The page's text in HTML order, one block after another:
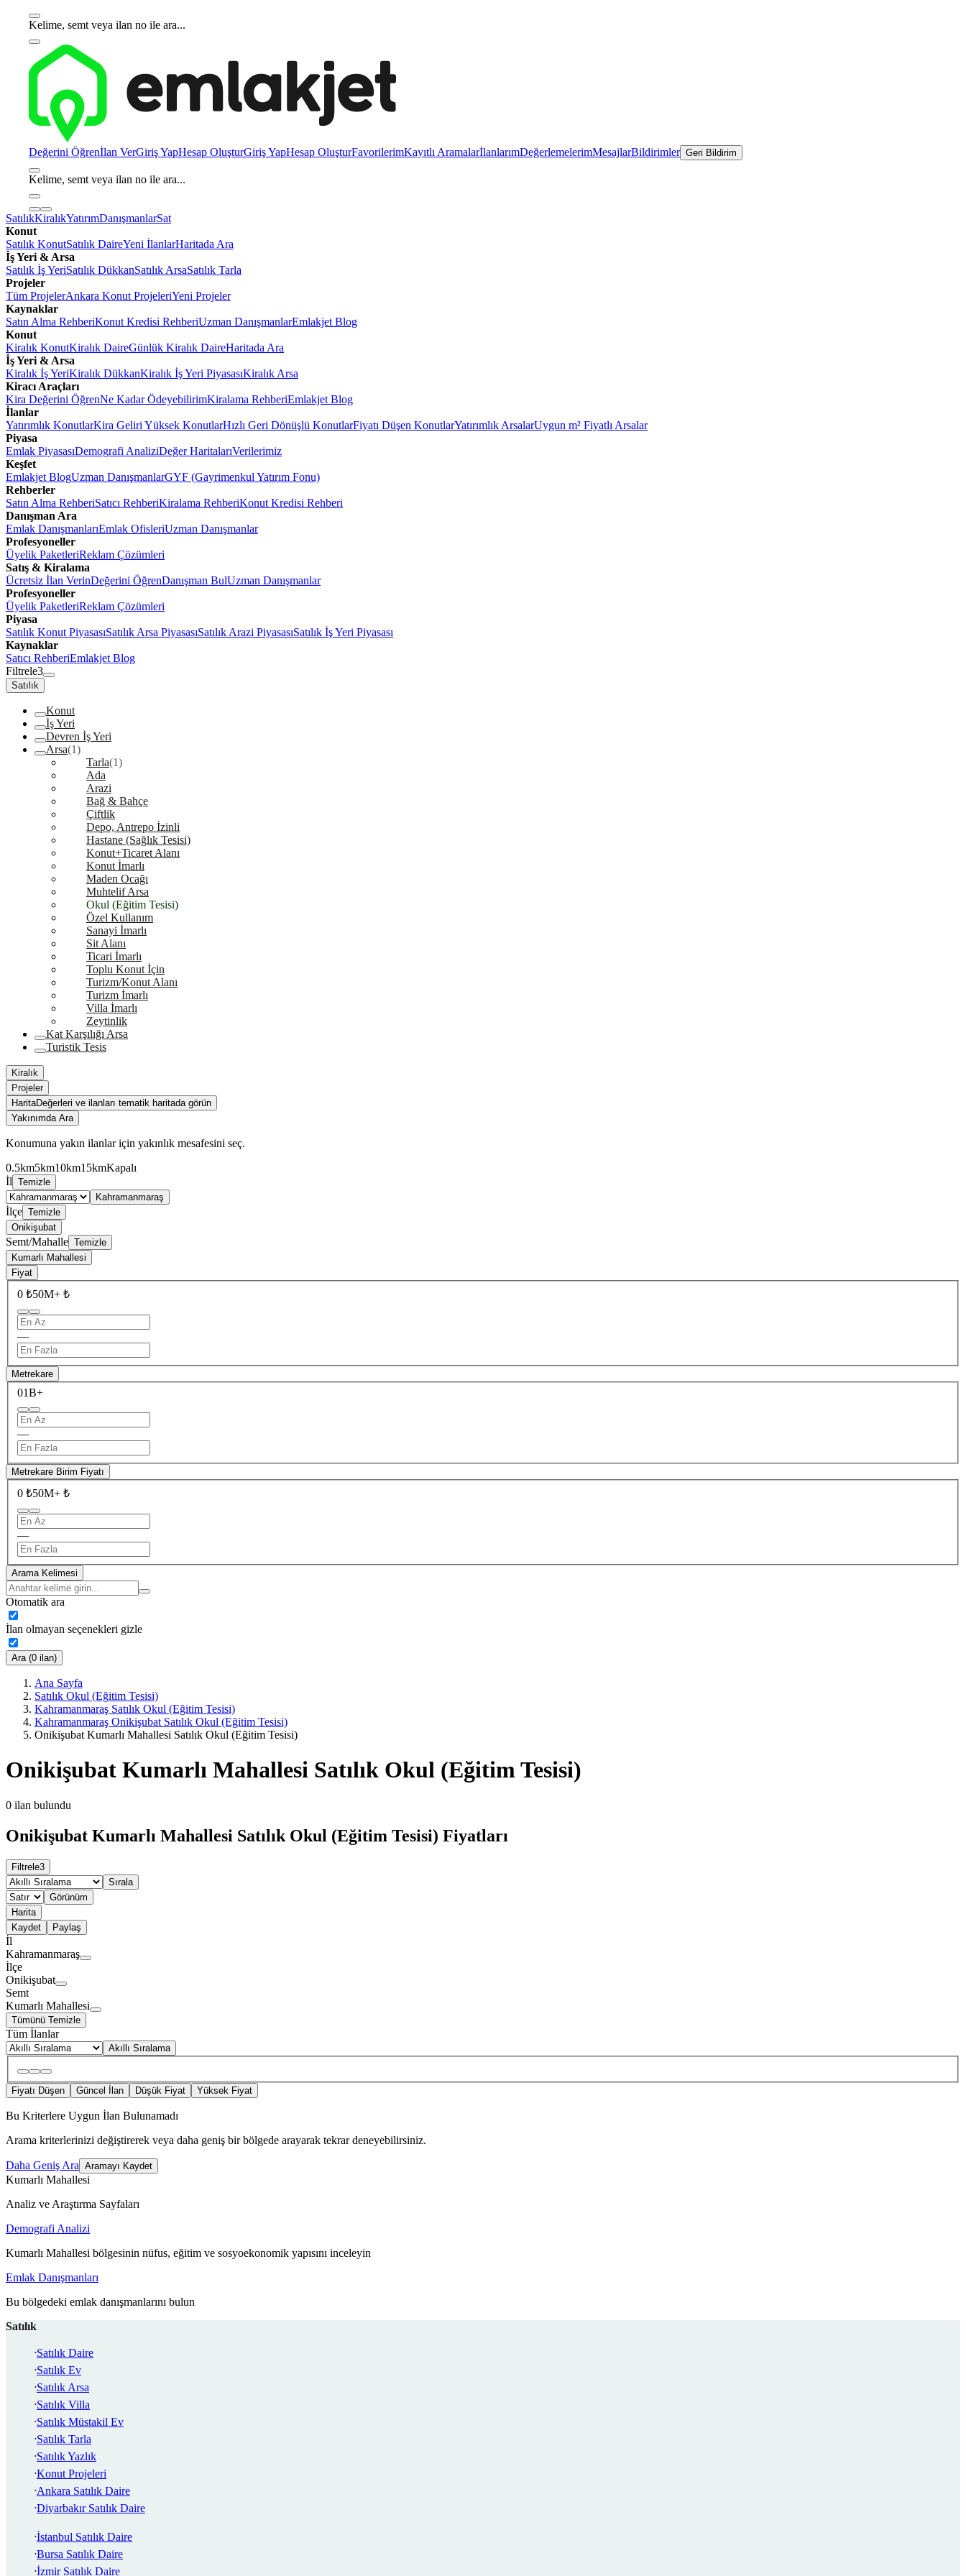
Kelime, semt veya ilan no ile ara...
Değerini Öğrenİlan VerGiriş YapHesap OluşturGiriş YapHesap OluşturFavorilerimKayıtlı AramalarİlanlarımDeğerlemelerimMesajlarBildirimler Geri Bildirim
Kelime, semt veya ilan no ile ara...
SatılıkKiralıkYatırımDanışmanlarSat
Konut
Satılık KonutSatılık DaireYeni İlanlarHaritada Ara
İş Yeri & Arsa
Satılık İş YeriSatılık DükkanSatılık ArsaSatılık Tarla
Projeler
Tüm ProjelerAnkara Konut ProjeleriYeni Projeler
Kaynaklar
Satın Alma RehberiKonut Kredisi RehberiUzman DanışmanlarEmlakjet Blog
Konut
Kiralık KonutKiralık DaireGünlük Kiralık DaireHaritada Ara
İş Yeri & Arsa
Kiralık İş YeriKiralık DükkanKiralık İş Yeri PiyasasıKiralık Arsa
Kiracı Araçları
Kira Değerini ÖğrenNe Kadar ÖdeyebilirimKiralama RehberiEmlakjet Blog
İlanlar
Yatırımlık KonutlarKira Geliri Yüksek KonutlarHızlı Geri Dönüşlü KonutlarFiyatı Düşen KonutlarYatırımlık ArsalarUygun m² Fiyatlı Arsalar
Piyasa
Emlak PiyasasıDemografi AnaliziDeğer HaritalarıVerilerimiz
Keşfet
Emlakjet BlogUzman DanışmanlarGYF (Gayrimenkul Yatırım Fonu)
Rehberler
Satın Alma RehberiSatıcı RehberiKiralama RehberiKonut Kredisi Rehberi
Danışman Ara
Emlak DanışmanlarıEmlak OfisleriUzman Danışmanlar
Profesyoneller
Üyelik PaketleriReklam Çözümleri
Satış & Kiralama
Ücretsiz İlan VerinDeğerini ÖğrenDanışman BulUzman Danışmanlar
Profesyoneller
Üyelik PaketleriReklam Çözümleri
Piyasa
Satılık Konut PiyasasıSatılık Arsa PiyasasıSatılık Arazi PiyasasıSatılık İş Yeri Piyasası
Kaynaklar
Satıcı RehberiEmlakjet Blog
Filtrele3
Satılık
Konut
İş Yeri
Devren İş Yeri
Arsa(1)
Tarla(1)
Ada
Arazi
Bağ & Bahçe
Çiftlik
Depo, Antrepo İzinli
Hastane (Sağlık Tesisi)
Konut+Ticaret Alanı
Konut İmarlı
Maden Ocağı
Muhtelif Arsa
Okul (Eğitim Tesisi)
Özel Kullanım
Sanayi İmarlı
Sit Alanı
Ticari İmarlı
Toplu Konut İçin
Turizm/Konut Alanı
Turizm İmarlı
Villa İmarlı
Zeytinlik
Kat Karşılığı Arsa
Turistik Tesis
Kiralık
Projeler
HaritaDeğerleri ve ilanları tematik haritada görün
Yakınımda Ara
Konumuna yakın ilanlar için yakınlık mesafesini seç.
0.5km5km10km15kmKapalı
İl Temizle
Kahramanmaraş
İlçe Temizle
Onikişubat
Semt/Mahalle Temizle
Kumarlı Mahallesi
Fiyat
0 ₺50M+ ₺
—
Metrekare
01B+
—
Metrekare Birim Fiyatı
0 ₺50M+ ₺
—
Arama Kelimesi
Otomatik ara
İlan olmayan seçenekleri gizle
Ara (0 ilan)
Ana Sayfa
Satılık Okul (Eğitim Tesisi)
Kahramanmaraş Satılık Okul (Eğitim Tesisi)
Kahramanmaraş Onikişubat Satılık Okul (Eğitim Tesisi)
Onikişubat Kumarlı Mahallesi Satılık Okul (Eğitim Tesisi)
Onikişubat Kumarlı Mahallesi Satılık Okul (Eğitim Tesisi)
0 ilan bulundu
Onikişubat Kumarlı Mahallesi Satılık Okul (Eğitim Tesisi) Fiyatları
Filtrele3
Sırala
Görünüm
Harita
Kaydet
Paylaş
İl
Kahramanmaraş
İlçe
Onikişubat
Semt
Kumarlı Mahallesi
Tümünü Temizle
Tüm İlanlar
Akıllı Sıralama
Fiyatı Düşen Güncel İlan Düşük Fiyat Yüksek Fiyat
Bu Kriterlere Uygun İlan Bulunamadı
Arama kriterlerinizi değiştirerek veya daha geniş bir bölgede arayarak tekrar deneyebilirsiniz.
Daha Geniş Ara Aramayı Kaydet
Kumarlı Mahallesi
Analiz ve Araştırma Sayfaları
Demografi Analizi
Kumarlı Mahallesi bölgesinin nüfus, eğitim ve sosyoekonomik yapısını inceleyin
Emlak Danışmanları
Bu bölgedeki emlak danışmanlarını bulun
Satılık
Satılık Daire
Satılık Ev
Satılık Arsa
Satılık Villa
Satılık Müstakil Ev
Satılık Tarla
Satılık Yazlık
Konut Projeleri
Ankara Satılık Daire
Diyarbakır Satılık Daire
İstanbul Satılık Daire
Bursa Satılık Daire
İzmir Satılık Daire